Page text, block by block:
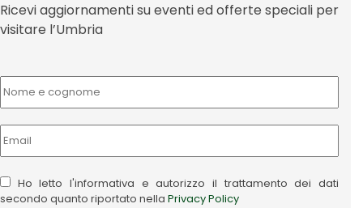
Ricevi aggiornamenti su eventi ed offerte speciali per
visitare l’Umbria
Ho letto l'informativa e autorizzo il trattamento dei dati
secondo quanto riportato nella Privacy Policy